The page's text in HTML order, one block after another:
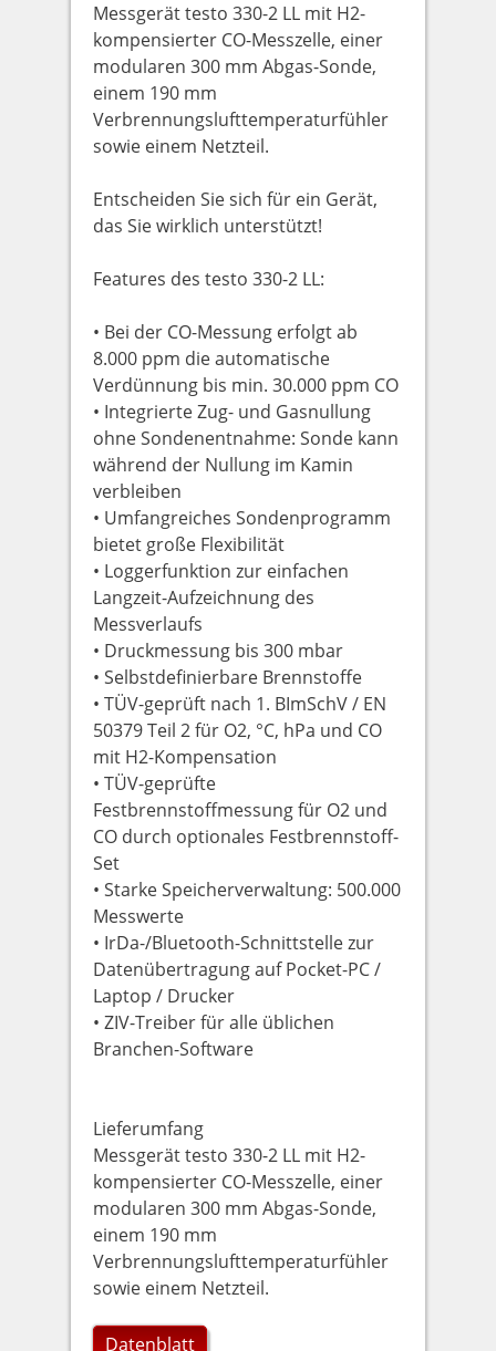
Messgerät testo 330-2 LL mit H2-
kompensierter CO-Messzelle, einer
modularen 300 mm Abgas-Sonde,
einem 190 mm
Verbrennungslufttemperaturfühler
sowie einem Netzteil.
Entscheiden Sie sich für ein Gerät,
das Sie wirklich unterstützt!
Features des testo 330-2 LL:
• Bei der CO-Messung erfolgt ab
8.000 ppm die automatische
Verdünnung bis min. 30.000 ppm CO
• Integrierte Zug- und Gasnullung
ohne Sondenentnahme: Sonde kann
während der Nullung im Kamin
verbleiben
• Umfangreiches Sondenprogramm
bietet große Flexibilität
• Loggerfunktion zur einfachen
Langzeit-Aufzeichnung des
Messverlaufs
• Druckmessung bis 300 mbar
• Selbstdefinierbare Brennstoffe
• TÜV-geprüft nach 1. BImSchV / EN
50379 Teil 2 für O2, °C, hPa und CO
mit H2-Kompensation
• TÜV-geprüfte
Festbrennstoffmessung für O2 und
CO durch optionales Festbrennstoff-
Set
• Starke Speicherverwaltung: 500.000
Messwerte
• IrDa-/Bluetooth-Schnittstelle zur
Datenübertragung auf Pocket-PC /
Laptop / Drucker
• ZIV-Treiber für alle üblichen
Branchen-Software
Lieferumfang
Messgerät testo 330-2 LL mit H2-
kompensierter CO-Messzelle, einer
modularen 300 mm Abgas-Sonde,
einem 190 mm
Verbrennungslufttemperaturfühler
sowie einem Netzteil.
Datenblatt